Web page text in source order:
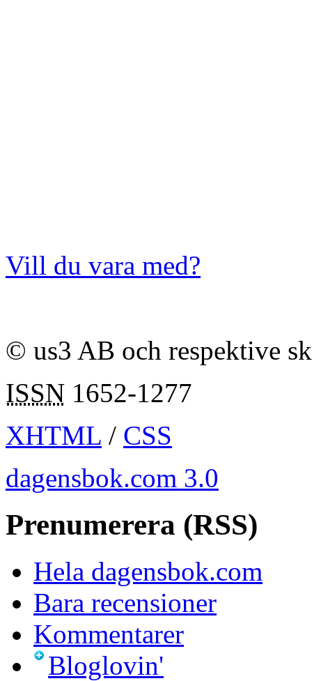
Vill du vara med?
© us3 AB och respektive
ISSN 1652-1277
XHTML / CSS
dagensbok.com 3.0
Prenumerera (RSS)
Hela dagensbok.com
Bara recensioner
Kommentarer
Bloglovin'